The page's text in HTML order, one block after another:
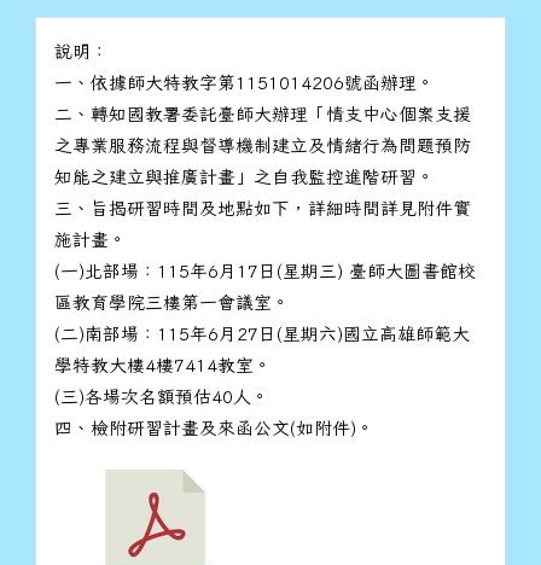
說明：
一、依據師大特教字第1151014206號函辦理。
二、轉知國教署委託臺師大辦理「情支中心個案支援
之專業服務流程與督導機制建立及情緒行為問題預防
知能之建立與推廣計畫」之自我監控進階研習。
三、旨揭研習時間及地點如下，詳細時間詳見附件實
施計畫。
(一)北部場：115年6月17日(星期三) 臺師大圖書館校
區教育學院三樓第一會議室。
(二)南部場：115年6月27日(星期六)國立高雄師範大
學特教大樓4樓7414教室。
(三)各場次名額預估40人。
四、檢附研習計畫及來函公文(如附件)。